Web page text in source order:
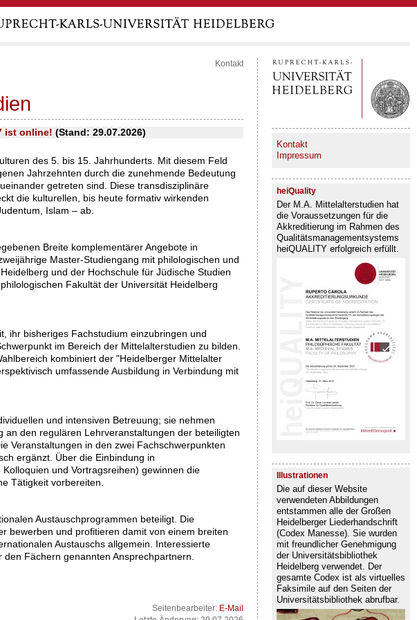
Kontakt
Impressum
heiQuality
Der M.A. Mittelalterstudien hat
die Voraussetzungen für die
Akkreditierung im Rahmen des
Qualitätsmanagementsystems
heiQUALITY erfolgreich erfüllt.
Illustrationen
Die auf dieser Website
verwendeten Abbildungen
entstammen alle der Großen
Heidelberger Liederhandschrift
(Codex Manesse). Sie wurden
mit freundlicher Genehmigung
der Universitätsbibliothek
Heidelberg verwendet. Der
gesamte Codex ist als virtuelles
Faksimile auf den Seiten der
Universitätsbibliothek abrufbar.
Kontakt
ist online! (Stand: 29.07.2026)
des 5. bis 15. Jahrhunderts. Mit diesem Feld
Jahrzehnten durch die zunehmende Bedeutung
getreten sind. Diese transdisziplinäre
die kulturellen, bis heute formativ wirkenden
Islam – ab.
Breite komplementärer Angebote in
Master-Studiengang mit philologischen und
und der Hochschule für Jüdische Studien
Fakultät der Universität Heidelberg
ihr bisheriges Fachstudium einzubringen und
im Bereich der Mittelalterstudien zu bilden.
kombiniert der "Heidelberger Mittelalter
umfassende Ausbildung in Verbindung mit
und intensiven Betreuung; sie nehmen
den regulären Lehrveranstaltungen der beteiligten
Veranstaltungen in den zwei Fachschwerpunkten
ergänzt. Über die Einbindung in
und Vortragsreihen) gewinnen die
Tätigkeit vorbereiten.
Austauschprogrammen beteiligt. Die
bewerben und profitieren damit von einem breiten
Austauschs allgemein. Interessierte
Fächern genannten Ansprechpartnern.
Seitenbearbeiter: E-Mail